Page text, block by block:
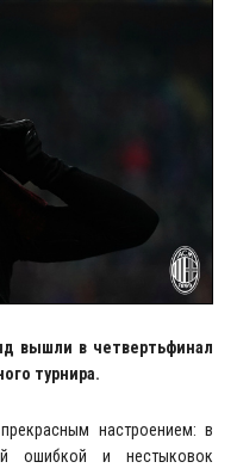
вышли в четвертьфинал
турнира.
настроением: в
ошибкой и нестыковок